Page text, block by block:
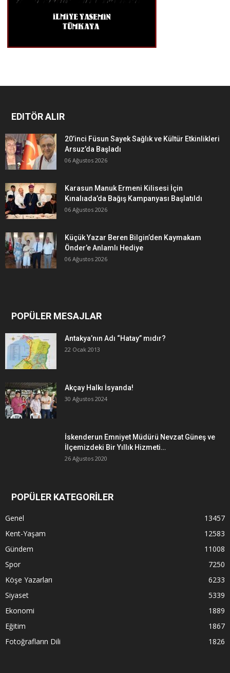
EDITÖR ALIR
20’inci Füsun Sayek Sağlık ve Kültür Etkinlikleri
Arsuz’da Başladı
06 Ağustos 2026
Karasun Manuk Ermeni Kilisesi İçin
Kınalıada’da Bağış Kampanyası Başlatıldı
06 Ağustos 2026
Küçük Yazar Beren Bilgin’den Kaymakam
Önder’e Anlamlı Hediye
06 Ağustos 2026
POPÜLER MESAJLAR
Antakya’nın Adı “Hatay” mıdır?
22 Ocak 2013
Akçay Halkı İsyanda!
30 Ağustos 2024
İskenderun Emniyet Müdürü Nevzat Güneş ve
İlçemizdeki Bir Yıllık Hizmeti…
26 Ağustos 2020
POPÜLER KATEGORİLER
Genel
13457
Kent-Yaşam
12583
Gündem
11008
Spor
7250
Köşe Yazarları
6233
Siyaset
5339
Ekonomi
1889
Eğitim
1867
Fotoğrafların Dili
1826